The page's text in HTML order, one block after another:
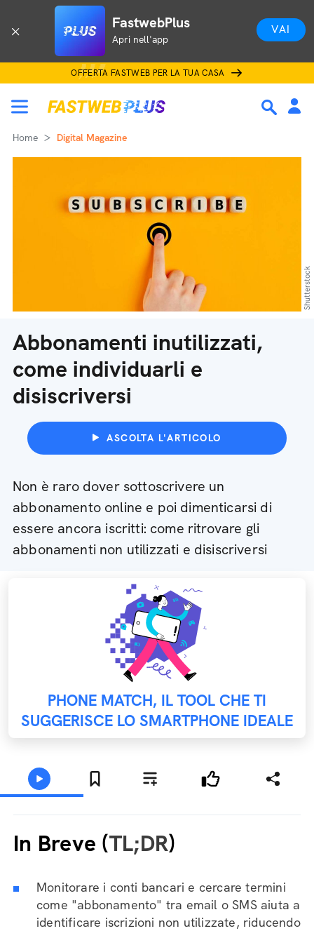
FastwebPlus
Apri nell'app
VAI
OFFERTA FASTWEB PER LA TUA CASA
Home Digital Magazine
Abbonamenti inutilizzati,
come individuarli e
disiscriversi
ASCOLTA L'ARTICOLO
Non è raro dover sottoscrivere un
abbonamento online e poi dimenticarsi di
essere ancora iscritti: come ritrovare gli
abbonamenti non utilizzati e disiscriversi
Shutterstock
PHONE MATCH, IL TOOL CHE TI
SUGGERISCE LO SMARTPHONE IDEALE
In Breve (TL;DR)
Monitorare i conti bancari e cercare termini
come "abbonamento" tra email o SMS aiuta a
identificare iscrizioni non utilizzate, riducendo